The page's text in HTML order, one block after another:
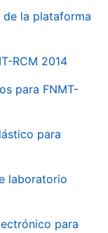
la plataforma
RCM 2014
para FNMT-
para
laboratorio
para